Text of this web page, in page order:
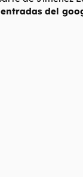
del